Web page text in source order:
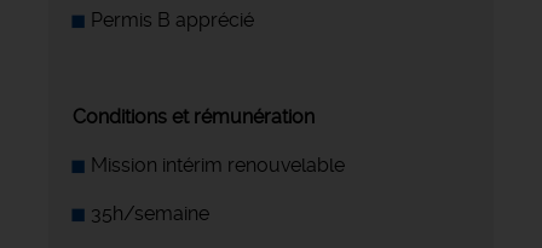
Permis B apprécié
Conditions et rémunération
Mission intérim renouvelable
35h/semaine